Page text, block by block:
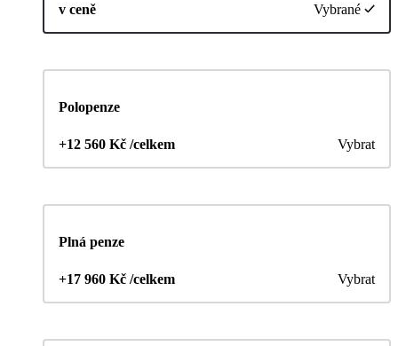
v ceně Vybrané
Polopenze
+12 560 Kč /celkem Vybrat
Plná penze
+17 960 Kč /celkem Vybrat